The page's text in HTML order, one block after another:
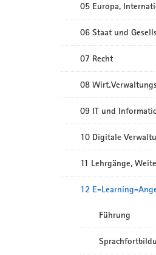
05 Europa,
06 Staat und
07 Recht
08
09 IT und
10 Digitale
11 Lehrgänge,
12 E-Learning-
Führung